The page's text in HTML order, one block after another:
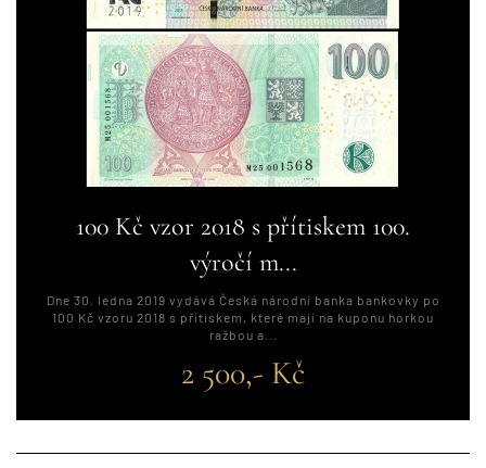
100 Kč vzor 2018 s přítiskem 100.
výročí m...
Dne 30. ledna 2019 vydává Česká národní banka bankovky po
100 Kč vzoru 2018 s přítiskem, které mají na kuponu horkou
ražbou a...
2 500,- Kč